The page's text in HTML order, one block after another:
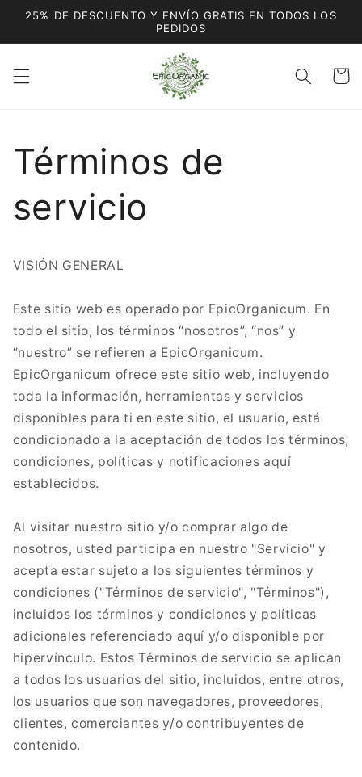
directamente
25% DE DESCUENTO Y ENVÍO GRATIS EN TODOS LOS
PEDIDOS
Carrito
Términos de
servicio
VISIÓN GENERAL
Este sitio web es operado por EpicOrganicum. En
todo el sitio, los términos “nosotros”, “nos” y
“nuestro” se refieren a EpicOrganicum.
EpicOrganicum ofrece este sitio web, incluyendo
toda la información, herramientas y servicios
disponibles para ti en este sitio, el usuario, está
condicionado a la aceptación de todos los términos,
condiciones, políticas y notificaciones aquí
establecidos.
Al visitar nuestro sitio y/o comprar algo de
nosotros, usted participa en nuestro "Servicio" y
acepta estar sujeto a los siguientes términos y
condiciones ("Términos de servicio", "Términos"),
incluidos los términos y condiciones y políticas
adicionales referenciado aquí y/o disponible por
hipervínculo. Estos Términos de servicio se aplican
a todos los usuarios del sitio, incluidos, entre otros,
los usuarios que son navegadores, proveedores,
clientes, comerciantes y/o contribuyentes de
contenido.